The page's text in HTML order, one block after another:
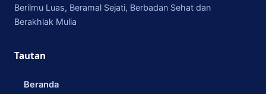
Berilmu Luas, Beramal Sejati, Berbadan Sehat dan
Berakhlak Mulia
Tautan
Beranda